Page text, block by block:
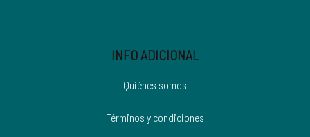
INFO ADICIONAL
Quiénes somos
Términos y condiciones